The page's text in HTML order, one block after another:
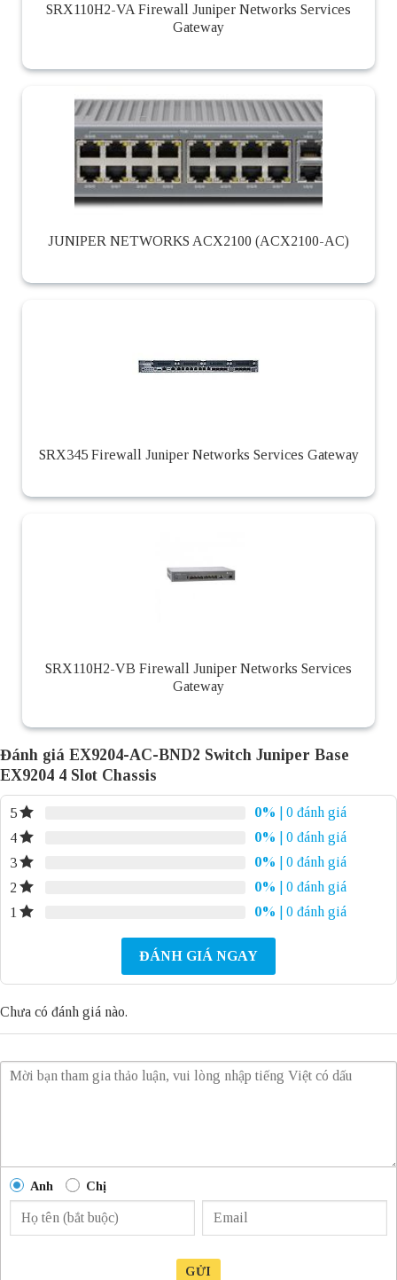
SRX110H2-VA Firewall Juniper Networks Services
Gateway
JUNIPER NETWORKS ACX2100 (ACX2100-AC)
SRX345 Firewall Juniper Networks Services Gateway
SRX110H2-VB Firewall Juniper Networks Services
Gateway
Đánh giá EX9204-AC-BND2 Switch Juniper Base
EX9204 4 Slot Chassis
5 0%
| 0 đánh giá
4
0%
| 0 đánh giá
3
0%
| 0 đánh giá
2
0%
| 0 đánh giá
1
0% | 0 đánh giá
ĐÁNH GIÁ NGAY
Chưa có đánh giá nào.
Anh Chị
GỬI